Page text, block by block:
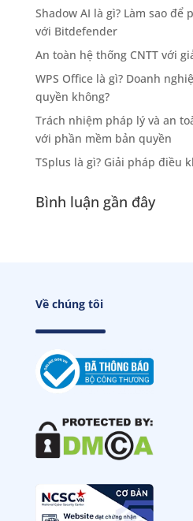
Shadow AI là gì? Làm sao
với Bitdefender
An toàn hệ thống CNTT với
WPS Office là gì? Doanh
quyền không?
Trách nhiệm pháp lý và an
với phần mềm bản quyền
TSplus là gì? Giải pháp điều
Bình luận gần đây
Về chúng tôi